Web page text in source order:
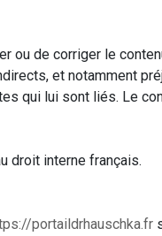
ou de corriger le
et notamment
qui lui sont liés. Le
droit interne français.
portaildrhauschka.fr